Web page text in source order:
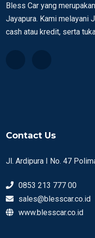
Bless Car yang
Jayapura. Kami melayani
cash atau kredit, serta
Contact Us
Jl. Ardipura I No. 47
0853 213 777 00
sales@blesscar.co.id
www.blesscar.co.id